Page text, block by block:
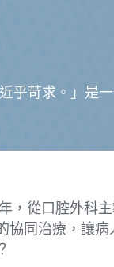
近乎苛求。」是
，從口腔外科
協同治療，讓